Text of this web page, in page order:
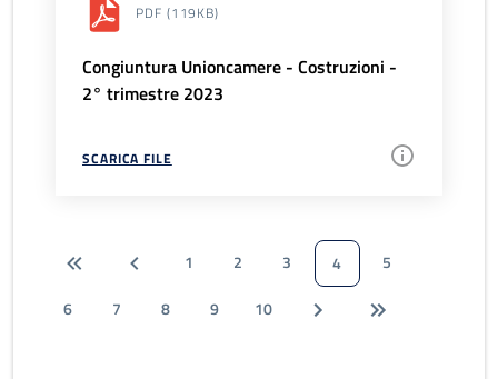
PDF (119KB)
Congiuntura Unioncamere - Costruzioni -
2° trimestre 2023
SCARICA FILE
1 2 3 4
5
6
7 8 9 10